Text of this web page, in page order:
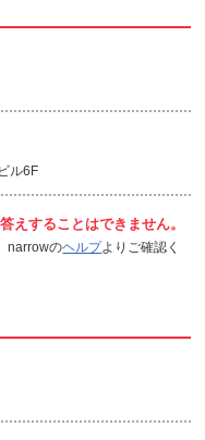
ル6F
えすることはできません。
narrowのヘルプよりご確認く